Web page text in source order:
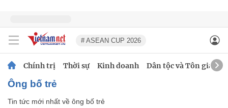
# ASEAN CUP 2026
Chính trị Thời sự Kinh doanh Dân tộc và Tôn giáo
ông bố trẻ
Tin tức mới nhất về ông bố trẻ